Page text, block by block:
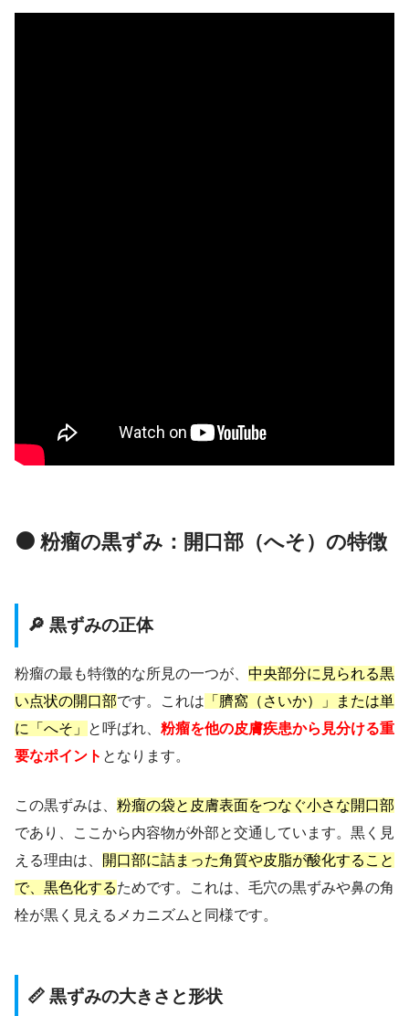
⚫ 粉瘤の黒ずみ：開口部（へそ）の特徴
🔎 黒ずみの正体
粉瘤の最も特徴的な所見の一つが、 中央部分に見られる黒
い点状の開口部です。これは 「臍窩（さいか）」または単
に「へそ」
と呼ばれ、 粉瘤を他の皮膚疾患から見分ける重
要なポイント となります。
この黒ずみは、 粉瘤の袋と皮膚表面をつなぐ小さな開口部
であり、ここから内容物が外部と交通しています。黒く見
える理由は、
開口部に詰まった角質や皮脂が酸化すること
で、黒色化するためです。これは、毛穴の黒ずみや鼻の角
栓が黒く見えるメカニズムと同様です。
📏 黒ずみの大きさと形状